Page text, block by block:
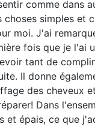
comme dans
choses simples et
moi. J'ai
fois que je l'ai
tant de
Il donne
des cheveux
Dans
et épais, ce que